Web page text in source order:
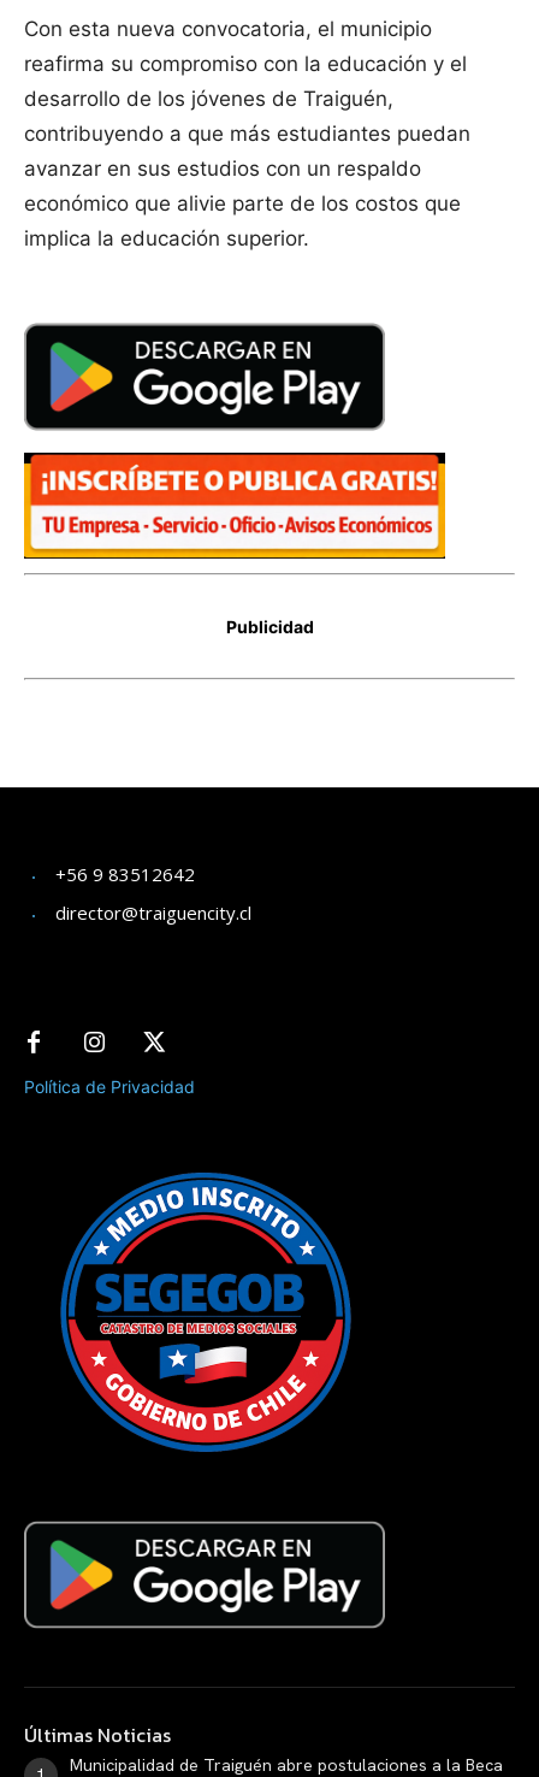
+56 9 83512642
director@traiguencity.cl
Política de Privacidad
Últimas Noticias
Municipalidad de Traiguén abre postulaciones a la Beca